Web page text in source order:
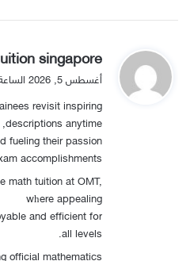
ي
ق
و
ل
singapore
أغسطس 5, 2026 الساعة 3:41 ص
revisit inspiring
descriptions anytime,
fueling their passion
accomplishments.
math tuition at OMT,
wһere appealing
and efficient fօr
all levels.
official mathematics